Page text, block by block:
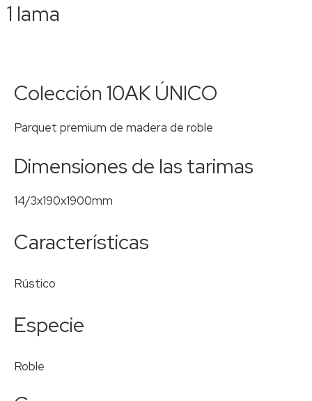
1 lama
Colección 10AK ÚNICO
Parquet premium de madera de roble
Dimensiones de las tarimas
14/3x190x1900mm
Características
Rústico
Especie
Roble